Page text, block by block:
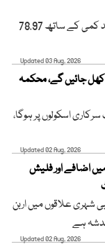
امریکی خام تیل کی فی بیرل قیمت مزید کمی کے ساتھ 78.97
Updated 03 Aug, 2026
جائیں گے، محکمہ
سرکاری اسکولوں پر ہوگا،
Updated 02 Aug, 2026
اضافے اور فلیش
شہری علاقوں میں اربن
ہے
Updated 02 Aug, 2026